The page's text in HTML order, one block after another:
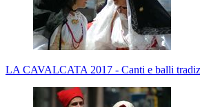
LA CAVALCATA 2017 - Canti e balli